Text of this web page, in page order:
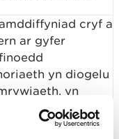
cryf a
ar gyfer
yn diogelu
yn
ecosystemau
ac yn cefnogi